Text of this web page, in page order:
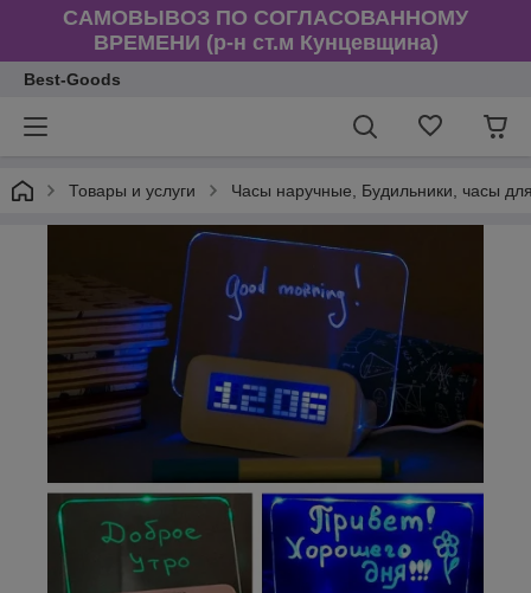
САМОВЫВОЗ ПО СОГЛАСОВАННОМУ
ВРЕМЕНИ (р-н ст.м Кунцевщина)
Best-Goods
Товары и услуги Часы наручные, Будильники, часы